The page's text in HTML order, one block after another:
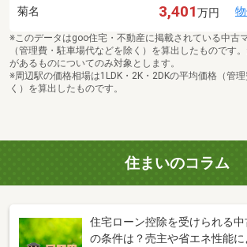
菊名 3,401万円
※このデータはgoo住宅・不動産に掲載されている中古
（管理費・駐車場代などを除く）を算出したものです
があるものについてのみ対象とします。
※周辺駅の価格相場は1LDK・2K・2DKの平均価格（管
く）を算出したものです。
住まいのコラム
住宅ローン控除を受けられる
の条件は？売主や省エネ性能に